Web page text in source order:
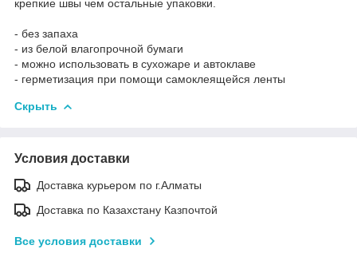
крепкие швы чем остальные упаковки.
- без запаха
- из белой влагопрочной бумаги
- можно использовать в сухожаре и автоклаве
- герметизация при помощи самоклеящейся ленты
Скрыть
Условия доставки
Доставка курьером по г.Алматы
Доставка по Казахстану Казпочтой
Все условия доставки